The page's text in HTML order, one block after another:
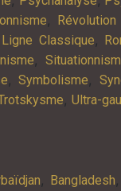
,
Classique,
,
,Symbolisme,
, Ultra-
, Bangladesh,